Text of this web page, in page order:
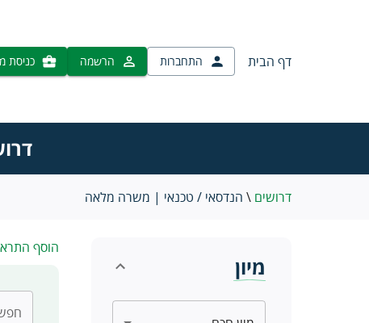
דף הבית התחברות הרשמה כניסת
דרושים \ הנדסאי / טכנאי | משרה מלאה
מיון
הוסף